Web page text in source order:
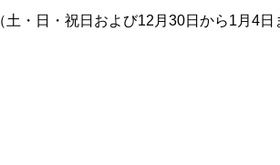
土・日・祝日および12月30日から1月4日